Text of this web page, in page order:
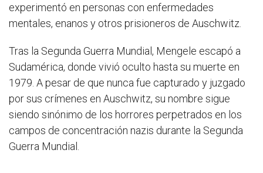
experimentó en personas con enfermedades
mentales, enanos y otros prisioneros de Auschwitz.
Tras la Segunda Guerra Mundial, Mengele escapó a
Sudamérica, donde vivió oculto hasta su muerte en
1979. A pesar de que nunca fue capturado y juzgado
por sus crímenes en Auschwitz, su nombre sigue
siendo sinónimo de los horrores perpetrados en los
campos de concentración nazis durante la Segunda
Guerra Mundial.